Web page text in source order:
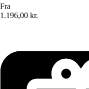
Fra
1.196,00 kr.